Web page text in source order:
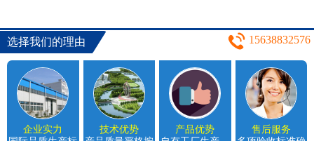
选择我们的理由 15638832576
企业实力
技术优势
产品优势
售后服务